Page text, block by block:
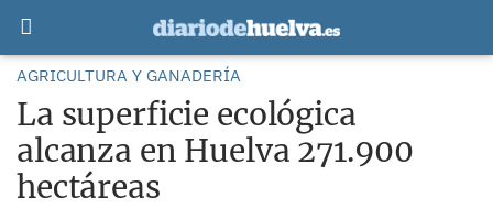
AGRICULTURA Y GANADERÍA
La superficie ecológica
alcanza en Huelva 271.900
hectáreas